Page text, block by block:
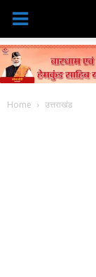
Home उत्तराखंड